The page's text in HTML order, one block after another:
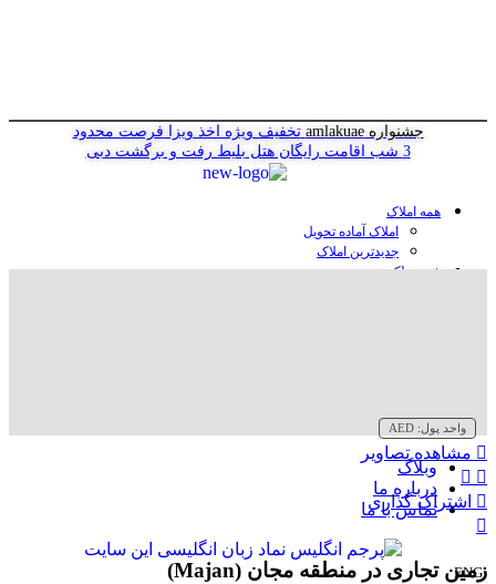
جشنواره amlakuae تخفیف ویژه اخذ ویزا فرصت محدود
3 شب اقامت رایگان هتل
بلیط رفت و برگشت دبی
همه املاک
املاک آماده تحویل
جدیدترین املاک
خرید ملک در دبی
واحد پول: AED
وبلاگ
درباره ما
تماس با ما
ENG
مشاهده تصاویر
اشتراک گذاری
زمین تجاری در منطقه مجان (Majan)